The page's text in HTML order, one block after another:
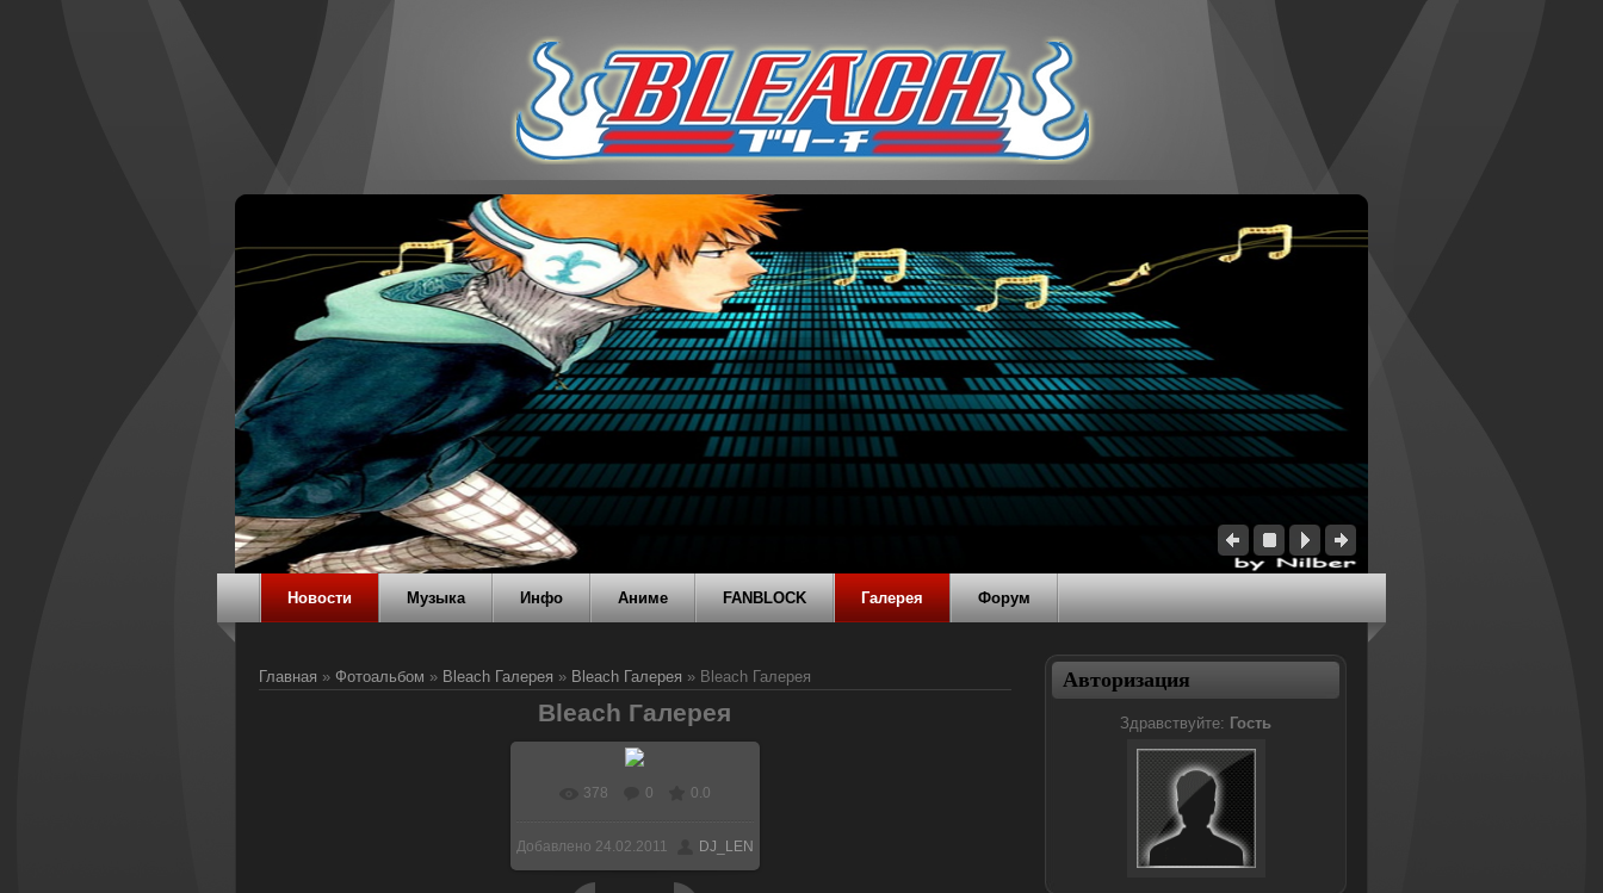
Новости Музыка Инфо Аниме FANBLOCK Галерея Форум
Главная » Фотоальбом » Bleach Галерея » Bleach Галерея » Bleach Галерея
Bleach Галерея
В реальном размере
1024x768/ 264.7Kb
378 0 0.0
Добавлено 24.02.2011 DJ_LEN
Авторизация
Здравствуйте: Гость